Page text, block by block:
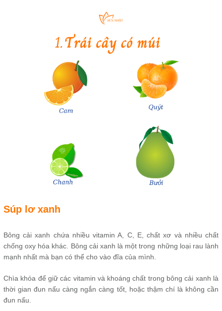
Súp lơ xanh
Bông cải xanh chứa nhiều vitamin A, C, E, chất xơ và nhiều chất
chống oxy hóa khác. Bông cải xanh là một trong những loại rau lành
mạnh nhất mà bạn có thể cho vào đĩa của mình.
Chìa khóa để giữ các vitamin và khoáng chất trong bông cải xanh là
thời gian đun nấu càng ngắn càng tốt, hoặc thậm chí là không cần
đun nấu.